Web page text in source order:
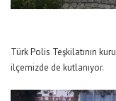
Türk Polis Teşkilatının
ilçemizde de kutlanıyor.